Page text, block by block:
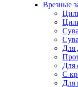
Врезные
Для
Для
С
Для